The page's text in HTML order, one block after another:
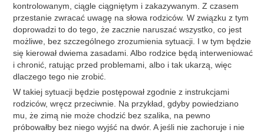
kontrolowanym, ciągle ciągniętym i zakazywanym. Z czasem
przestanie zwracać uwagę na słowa rodziców. W związku z tym
doprowadzi to do tego, że zacznie naruszać wszystko, co jest
możliwe, bez szczególnego zrozumienia sytuacji. I w tym będzie
się kierował dwiema zasadami. Albo rodzice będą interweniować
i chronić, ratując przed problemami, albo i tak ukarzą, więc
dlaczego tego nie zrobić.
W takiej sytuacji będzie postępował zgodnie z instrukcjami
rodziców, wręcz przeciwnie. Na przykład, gdyby powiedziano
mu, że zimą nie może chodzić bez szalika, na pewno
próbowałby bez niego wyjść na dwór. A jeśli nie zachoruje i nie